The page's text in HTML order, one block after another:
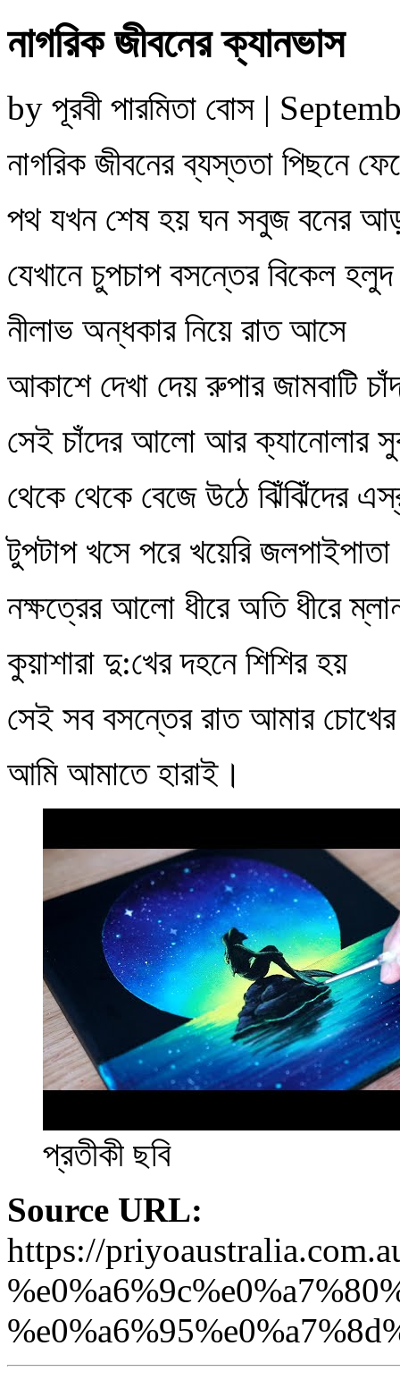
নাগরিক জীবনের ক্যানভাস
by পূরবী পারমিতা বোস |
নাগরিক জীবনের ব্যস্ততা পিছনে
পথ যখন শেষ হয় ঘন সবুজ বনের
যেখানে চুপচাপ বসন্তের বিকেল
নীলাভ অন্ধকার নিয়ে রাত আসে
আকাশে দেখা দেয় রুপার জামবাটি
সেই চাঁদের আলো আর ক্যানোলার
থেকে থেকে বেজে উঠে ঝিঁঝিঁদের
টুপটাপ খসে পরে খয়েরি জলপাইপাতা
নক্ষত্রের আলো ধীরে অতি ধীরে
কুয়াশারা দু:খের দহনে শিশির হয়
সেই সব বসন্তের রাত আমার চোখের
আমি আমাতে হারাই।
প্রতীকী ছবি
Source URL:
https://